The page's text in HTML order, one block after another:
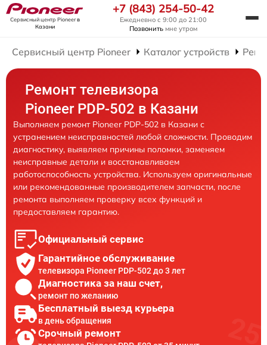
Сервисный центр Pioneerв
Казани
+7 (843) 254-50-42
Ежедневно с 9:00 до 21:00
Позвонить мне утром
Сервисный центр Pioneer Каталог устройств
Ремонт телевизора
Pioneer PDP-502 в Казани
Выполняем ремонт Pioneer PDP-502 в Казани с
устранением неисправностей любой сложности. Проводим
диагностику, выявляем причины поломки, заменяем
неисправные детали и восстанавливаем
работоспособность устройства. Используем оригинальные
или рекомендованные производителем запчасти, после
ремонта выполняем проверку всех функций и
предоставляем гарантию.
Официальный сервис
Гарантийное обслуживание
телевизора Pioneer PDP-502 до 3 лет
Диагностика за наш счет,
ремонт по желанию
Бесплатный выезд курьера
в день обращения
Срочный ремонт